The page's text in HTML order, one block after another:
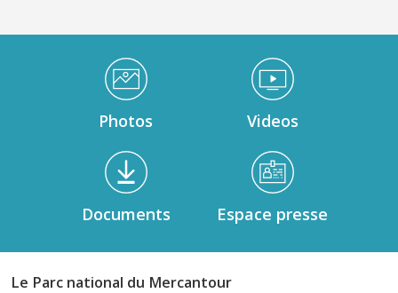
Médiathèque Footer
Photos Videos
Documents Espace presse
Le Parc national du Mercantour